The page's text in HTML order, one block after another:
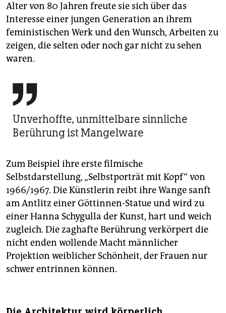
Alter von 80 Jahren freute sie sich über das
Interesse einer jungen Generation an ihrem
feministischen Werk und den Wunsch, Arbeiten zu
zeigen, die selten oder noch gar nicht zu sehen
waren.

Unverhoffte, unmittelbare sinnliche
Berührung ist Mangelware
Zum Beispiel ihre erste filmische
Selbstdarstellung, „Selbstporträt mit Kopf“ von
1966/1967. Die Künstlerin reibt ihre Wange sanft
am Antlitz einer Göttinnen-Statue und wird zu
einer Hanna Schygulla der Kunst, hart und weich
zugleich. Die zaghafte Berührung verkörpert die
nicht enden wollende Macht männlicher
Projektion weiblicher Schönheit, der Frauen nur
schwer entrinnen können.